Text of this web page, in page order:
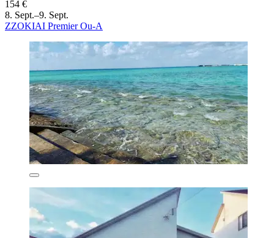
154 €
8. Sept.–9. Sept.
ZZOKIAI Premier Ou-A